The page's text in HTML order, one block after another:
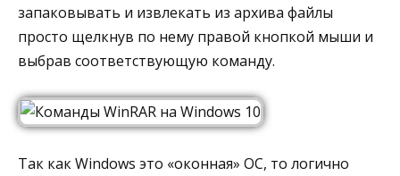
запаковывать и извлекать из архива файлы
просто щелкнув по нему правой кнопкой мыши и
выбрав соответствующую команду.
Так как Windows это «оконная» ОС, то логично